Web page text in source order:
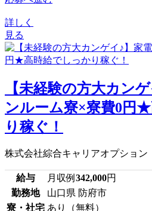
詳しく
見る
【未経験の方大カン
ンルーム寮×寮費0円
り稼ぐ！
株式会社綜合キャリアオプション
給与 月収例 342,000円
勤務地
山口県 防府市
寮・社宅 あり（無料）